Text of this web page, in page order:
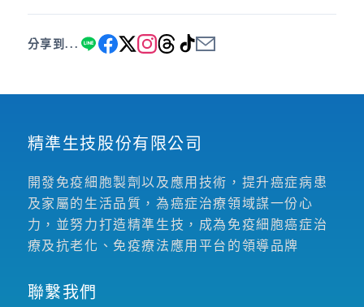
分享到...
精準生技股份有限公司
開發免疫細胞製劑以及應用技術，提升癌症病患
及家屬的生活品質，為癌症治療領域謀一份心
力，並努力打造精準生技，成為免疫細胞癌症治
療及抗老化、免疫療法應用平台的領導品牌
聯繫我們